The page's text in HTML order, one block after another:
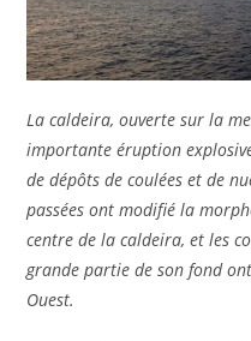
La caldeira, ouverte sur la
importante éruption
de dépôts de coulées et de
passées ont modifié la
centre de la caldeira, et les
grande partie de son fond
Ouest.